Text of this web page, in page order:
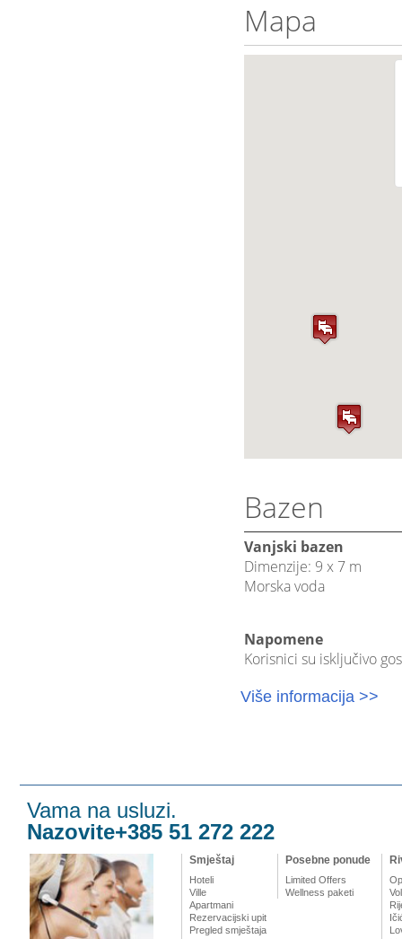
Mapa
Bazen
Vanjski bazen
Dimenzije: 9 x 7 m
Morska voda
Napomene
Korisnici su isključivo
Više informacija >>
Vama na usluzi.
Nazovite+385 51 272 222
Smještaj
Hoteli
Ville
Apartmani
Rezervacijski upit
Pregled smještaja
Posebne ponude
Limited Offers
Wellness paketi